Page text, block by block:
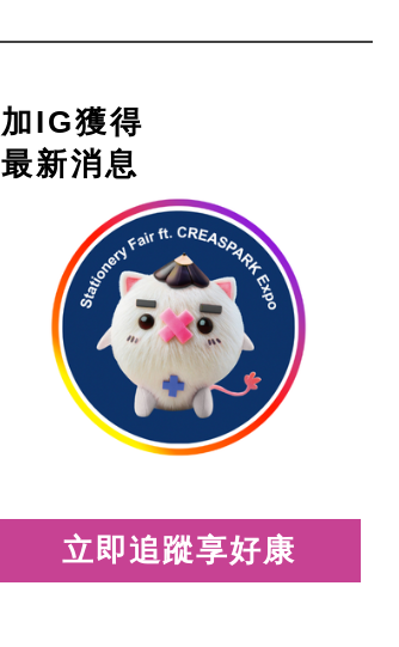
加IG獲得
最新消息
立即追蹤享好康